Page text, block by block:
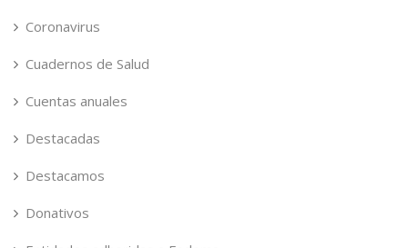
Coronavirus
Cuadernos de Salud
Cuentas anuales
Destacadas
Destacamos
Donativos